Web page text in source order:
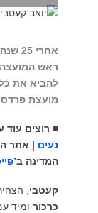
ראש
להביא את
מועצת פרדס
■ רוצים עוד
נעים | אתר
המדינה ב’
קעטבי ,
כרכור ומיד